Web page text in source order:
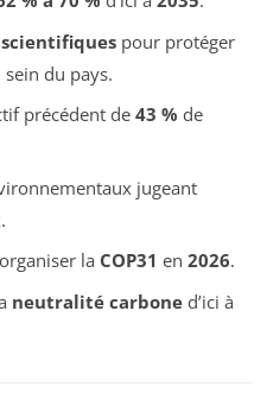
scientifiquespour protéger
du pays.
précédent de 43 % de
jugeant
.
la COP31 en 2026.
neutralité carboned’ici à